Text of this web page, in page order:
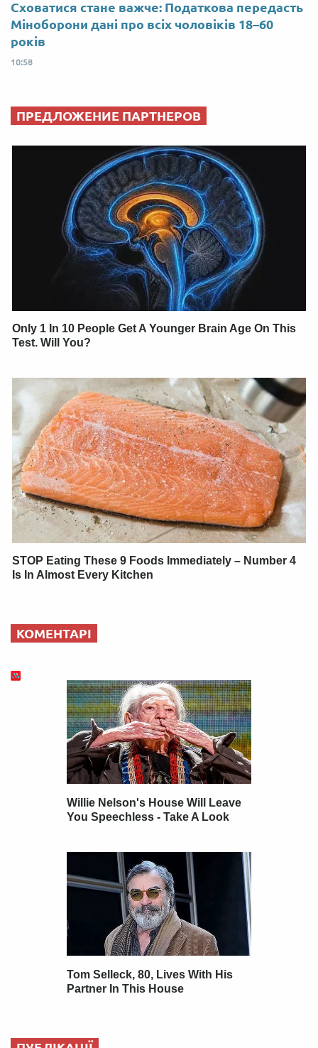
Сховатися стане важче: Податкова передасть
Міноборони дані про всіх чоловіків 18–60
років
10:58
ПРЕДЛОЖЕНИЕ ПАРТНЕРОВ
Only 1 In 10 People Get A Younger Brain Age On This
Test. Will You?
STOP Eating These 9 Foods Immediately – Number 4
Is In Almost Every Kitchen
КОМЕНТАРІ